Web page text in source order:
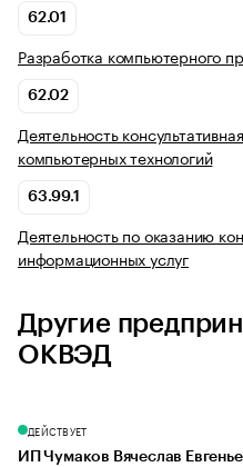
62.01
Разработка компьютерного
62.02
Деятельность
компьютерных технологий
63.99.1
Деятельность по оказанию
информационных услуг
Другие
ОКВЭД
ДЕЙСТВУЕТ
ИП Чумаков Вячеслав